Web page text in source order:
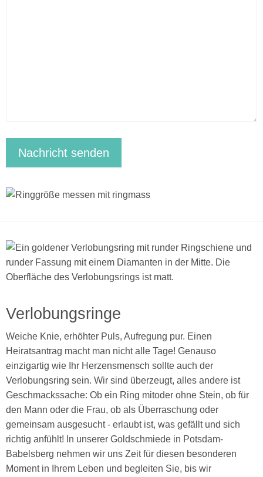
Verlobungsringe
Weiche Knie, erhöhter Puls, Aufregung pur. Einen
Heiratsantrag macht man nicht alle Tage! Genauso
einzigartig wie Ihr Herzensmensch sollte auch der
Verlobungsring sein. Wir sind überzeugt, alles andere ist
Geschmackssache: Ob ein Ring mitoder ohne Stein, ob für
den Mann oder die Frau, ob als Überraschung oder
gemeinsam ausgesucht - erlaubt ist, was gefällt und sich
richtig anfühlt! In unserer Goldschmiede in Potsdam-
Babelsberg nehmen wir uns Zeit für diesen besonderen
Moment in Ihrem Leben und begleiten Sie, bis wir